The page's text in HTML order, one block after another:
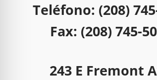
Teléfono: (208)
Fax: (208) 745-
243 E Fremont